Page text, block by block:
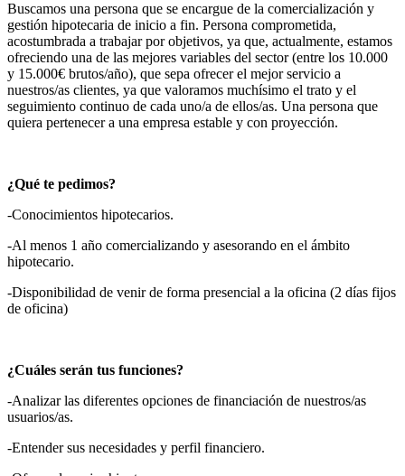
Buscamos una persona que se encargue de la comercialización y
gestión hipotecaria de inicio a fin. Persona comprometida,
acostumbrada a trabajar por objetivos, ya que, actualmente, estamos
ofreciendo una de las mejores variables del sector (entre los 10.000
y 15.000€ brutos/año), que sepa ofrecer el mejor servicio a
nuestros/as clientes, ya que valoramos muchísimo el trato y el
seguimiento continuo de cada uno/a de ellos/as. Una persona que
quiera pertenecer a una empresa estable y con proyección.
¿Qué te pedimos?
-Conocimientos hipotecarios.
-Al menos 1 año comercializando y asesorando en el ámbito
hipotecario.
-Disponibilidad de venir de forma presencial a la oficina (2 días fijos
de oficina)
¿Cuáles serán tus funciones?
-Analizar las diferentes opciones de financiación de nuestros/as
usuarios/as.
-Entender sus necesidades y perfil financiero.